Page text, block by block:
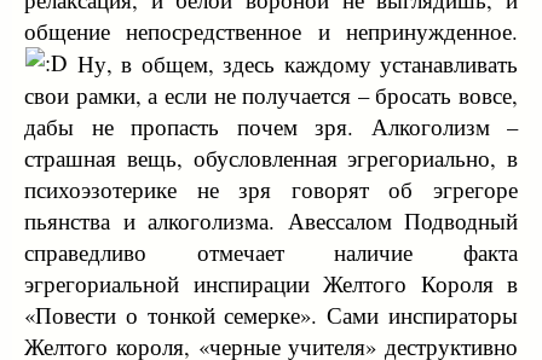
общение непосредственное и непринужденное.
Ну, в общем, здесь каждому устанавливать
свои рамки, а если не получается – бросать вовсе,
дабы не пропасть почем зря. Алкоголизм –
страшная вещь, обусловленная эгрегориально, в
психоэзотерике не зря говорят об эгрегоре
пьянства и алкоголизма. Авессалом Подводный
справедливо отмечает наличие факта
эгрегориальной инспирации Желтого Короля в
«Повести о тонкой семерке». Сами инспираторы
Желтого короля, «черные учителя» деструктивно